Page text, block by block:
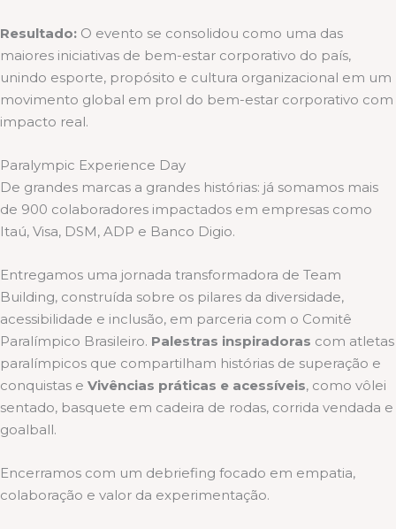
Resultado: O evento se consolidou como uma das
maiores iniciativas de bem-estar corporativo do país,
unindo esporte, propósito e cultura organizacional em um
movimento global em prol do bem-estar corporativo com
impacto real.
Paralympic Experience Day
De grandes marcas a grandes histórias: já somamos mais
de 900 colaboradores impactados em empresas como
Itaú, Visa, DSM, ADP e Banco Digio.
Entregamos uma jornada transformadora de Team
Building, construída sobre os pilares da diversidade,
acessibilidade e inclusão, em parceria com o Comitê
Paralímpico Brasileiro. Palestras inspiradoras com atletas
paralímpicos que compartilham histórias de superação e
conquistas e Vivências práticas e acessíveis, como vôlei
sentado, basquete em cadeira de rodas, corrida vendada e
goalball.
Encerramos com um debriefing focado em empatia,
colaboração e valor da experimentação.